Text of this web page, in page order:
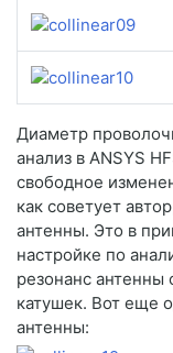
Диаметр
анализ в ANSYS
свободное
как советует
антенны. Это в
настройке по
резонанс антенны
катушек. Вот еще
антенны: